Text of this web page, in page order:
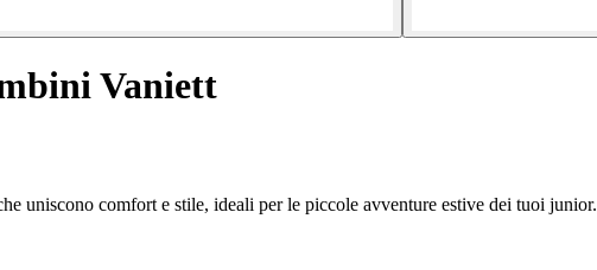
Vaniett
uniscono comfort e stile, ideali per le piccole avventure estive dei tuoi junior.